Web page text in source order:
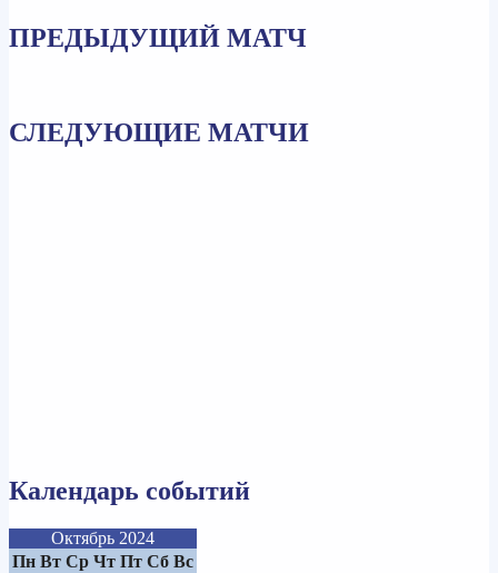
ПРЕДЫДУЩИЙ МАТЧ
СЛЕДУЮЩИЕ МАТЧИ
Календарь событий
Октябрь 2024
Пн Вт Ср Чт Пт Сб Вс